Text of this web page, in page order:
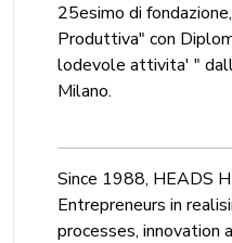
25esimo di
Produttiva" con
lodevole attivita' "
Milano.
Since 1988, HEADS
Entrepreneurs in
processes, innovation